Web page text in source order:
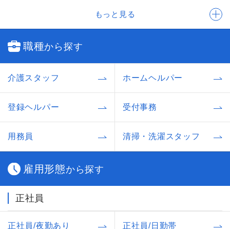
もっと見る
職種から探す
介護スタッフ ホームヘルパー
登録ヘルパー 受付事務
用務員 清掃・洗濯スタッフ
雇用形態から探す
正社員
正社員/夜勤あり 正社員/日勤帯